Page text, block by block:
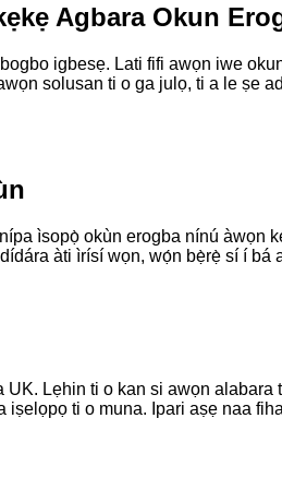
Agbara Okun
igbesẹ. Lati fifi awọn iwe
solusan ti o ga julọ, ti a le ṣe
ìsopọ̀ okùn erogba nínú
àti ìrísí wọn, wọ́n bẹ̀rẹ̀ sí í
Lẹhin ti o kan si awọn
ti o muna. Ipari aṣẹ naa